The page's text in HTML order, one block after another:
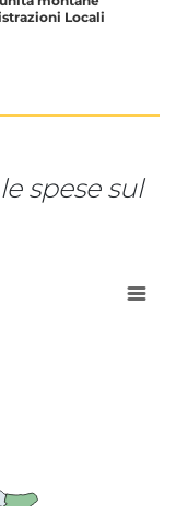
Locali
spese sul
series.
interattivo per: